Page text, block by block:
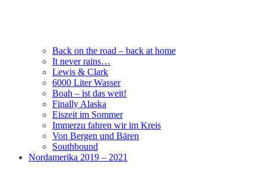
Back on the road – back at home
It never rains…
Lewis & Clark
6000 Liter Wasser
Boah – ist das weit!
Finally Alaska
Eiszeit im Sommer
Immerzu fahren wir im Kreis
Von Bergen und Bären
Southbound
Nordamerika 2019 – 2021